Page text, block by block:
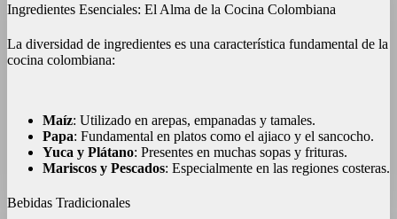
Ingredientes Esenciales: El Alma de la Cocina Colombiana
La diversidad de ingredientes es una característica fundamental de la
cocina colombiana:
Maíz: Utilizado en arepas, empanadas y tamales.
Papa: Fundamental en platos como el ajiaco y el sancocho.
Yuca y Plátano: Presentes en muchas sopas y frituras.
Mariscos y Pescados: Especialmente en las regiones costeras.
Bebidas Tradicionales